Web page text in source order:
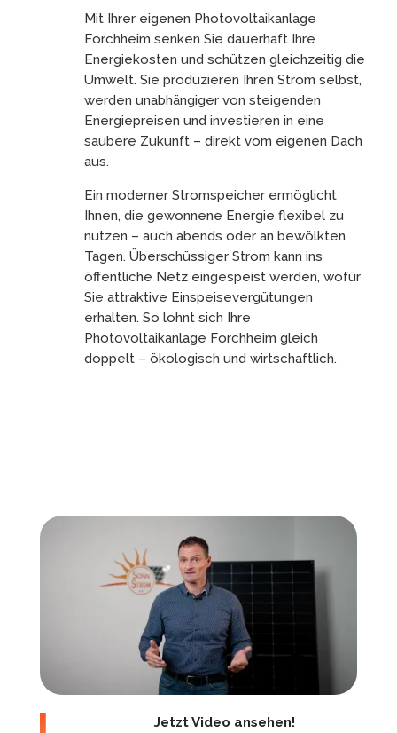
Mit Ihrer eigenen Photovoltaikanlage
Forchheim senken Sie dauerhaft Ihre
Energiekosten und schützen gleichzeitig die
Umwelt. Sie produzieren Ihren Strom selbst,
werden unabhängiger von steigenden
Energiepreisen und investieren in eine
saubere Zukunft – direkt vom eigenen Dach
aus.
Ein moderner Stromspeicher ermöglicht
Ihnen, die gewonnene Energie flexibel zu
nutzen – auch abends oder an bewölkten
Tagen. Überschüssiger Strom kann ins
öffentliche Netz eingespeist werden, wofür
Sie attraktive Einspeisevergütungen
erhalten. So lohnt sich Ihre
Photovoltaikanlage Forchheim gleich
doppelt – ökologisch und wirtschaftlich.
Jetzt Video ansehen!